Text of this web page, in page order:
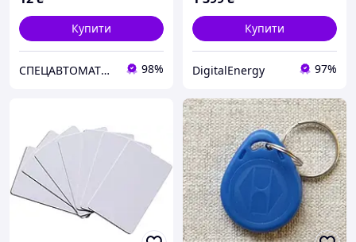
Купити
СПЕЦАВТОМАТИКА 98%
Купити
DigitalEnergy 97%